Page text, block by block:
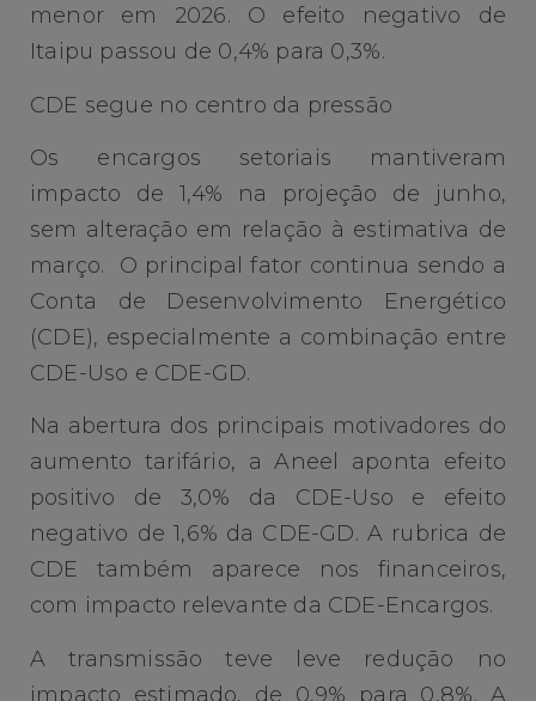
menor em 2026. O efeito negativo de
Itaipu passou de 0,4% para 0,3%.
CDE segue no centro da pressão
Os encargos setoriais mantiveram
impacto de 1,4% na projeção de junho,
sem alteração em relação à estimativa de
março. O principal fator continua sendo a
Conta de Desenvolvimento Energético
(CDE), especialmente a combinação entre
CDE-Uso e CDE-GD.
Na abertura dos principais motivadores do
aumento tarifário, a Aneel aponta efeito
positivo de 3,0% da CDE-Uso e efeito
negativo de 1,6% da CDE-GD. A rubrica de
CDE também aparece nos financeiros,
com impacto relevante da CDE-Encargos.
A transmissão teve leve redução no
impacto estimado, de 0,9% para 0,8%. A